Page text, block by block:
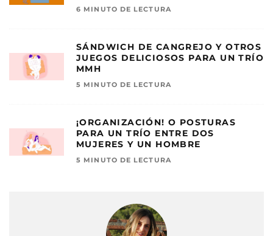
6 MINUTO DE LECTURA
SÁNDWICH DE CANGREJO Y OTROS
JUEGOS DELICIOSOS PARA UN TRÍO
MMH
5 MINUTO DE LECTURA
¡ORGANIZACIÓN! O POSTURAS
PARA UN TRÍO ENTRE DOS
MUJERES Y UN HOMBRE
5 MINUTO DE LECTURA